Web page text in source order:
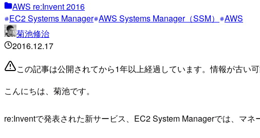
AWS re:Invent 2016
EC2 Systems Manager AWS Systems Manager（SSM）
AWS
菊池修治
2016.12.17
この記事は公開されてから1年以上経過しています。情報が古い
こんにちは、菊池です。
re:Inventで発表された新サービス、EC2 System Managerでは、マ